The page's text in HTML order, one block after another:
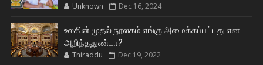
Unknown Dec 16, 2024
உலகின் முதல் நூலகம் எங்கு அமைக்கப்பட்டது என
அறிந்ததுண்டா?
Thiraddu Dec 19, 2022